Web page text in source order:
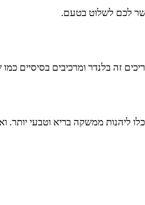
לכם לשלוט בטעם.
זה בלנדר ומרכיבים בסיסיים
ליהנות ממשקה בריא וטבעי